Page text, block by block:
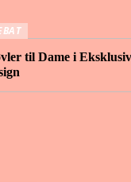
til Dame i